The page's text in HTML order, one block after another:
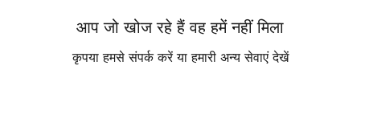
आप जो खोज रहे हैं वह हमें नहीं मिला
कृपया हमसे संपर्क करें या हमारी अन्य सेवाएं देखें